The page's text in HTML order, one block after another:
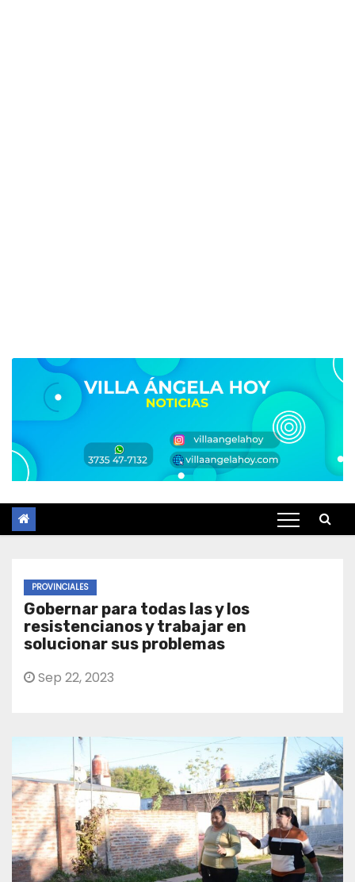
PROVINCIALES
Gobernar para todas las y los
resistencianos y trabajar en
solucionar sus problemas
Sep 22, 2023